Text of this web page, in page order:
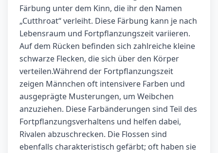
Färbung unter dem Kinn, die ihr den Namen
„Cutthroat“ verleiht. Diese Färbung kann je nach
Lebensraum und Fortpflanzungszeit variieren.
Auf dem Rücken befinden sich zahlreiche kleine
schwarze Flecken, die sich über den Körper
verteilen.Während der Fortpflanzungszeit
zeigen Männchen oft intensivere Farben und
ausgeprägte Musterungen, um Weibchen
anzuziehen. Diese Farbänderungen sind Teil des
Fortpflanzungsverhaltens und helfen dabei,
Rivalen abzuschrecken. Die Flossen sind
ebenfalls charakteristisch gefärbt; oft haben sie